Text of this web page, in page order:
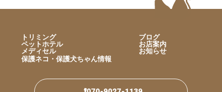
トリミング
ペットホテル
メディセル
保護ネコ・保護犬ちゃん情報
ブログ
お店案内
お知らせ